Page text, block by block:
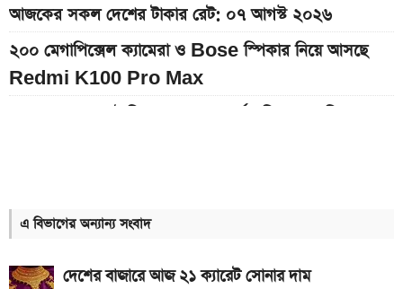
আজকের সকল দেশের টাকার রেট: ০৭ আগস্ট ২০২৬
২০০ মেগাপিক্সেল ক্যামেরা ও Bose স্পিকার নিয়ে আসছে
Redmi K100 Pro Max
আগামী সপ্তাহেই সুখবর, বেতন-ইনক্রিমেট নিয়ে যা জানা গেল
কত
এ বিভাগের অন্যান্য সংবাদ
দেশের বাজারে আজ ২১ ক্যারেট সোনার দাম